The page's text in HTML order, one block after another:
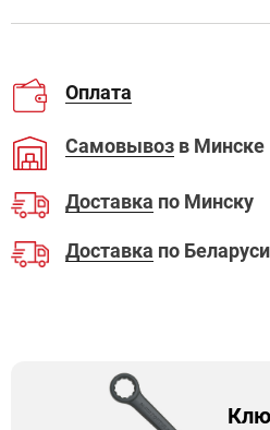
Оплата
Самовывоз в Минске
Доставка по Минску
Доставка по Беларуси